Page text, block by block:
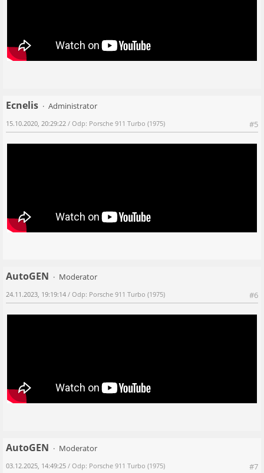
Ecnelis
Administrator
#5
15.10.2020, 20:29:22 / Odp: Porsche 911 Turbo (1975)
AutoGEN
Moderator
#6
24.11.2023, 19:19:14 / Odp: Porsche 911 Turbo (1975)
AutoGEN
Moderator
#7
03.12.2025, 14:49:25 / Odp: Porsche 911 Turbo (1975)